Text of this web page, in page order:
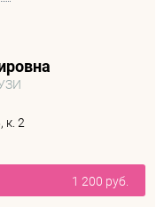
к. 2
1 200 руб.